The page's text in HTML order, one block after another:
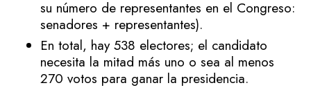
su número de representantes en el Congreso:
senadores + representantes).
En total, hay 538 electores; el candidato
necesita la mitad más uno o sea al menos
270 votos para ganar la presidencia.